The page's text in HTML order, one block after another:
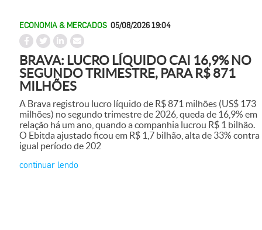
ECONOMIA & MERCADOS 05/08/2026 19:04
BRAVA: LUCRO LÍQUIDO CAI 16,9% NO
SEGUNDO TRIMESTRE, PARA R$ 871
MILHÕES
A Brava registrou lucro líquido de R$ 871 milhões (US$ 173
milhões) no segundo trimestre de 2026, queda de 16,9% em
relação há um ano, quando a companhia lucrou R$ 1 bilhão.
O Ebitda ajustado ficou em R$ 1,7 bilhão, alta de 33% contra
igual período de 202
continuar lendo